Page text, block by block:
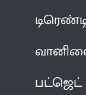
பட்ஜெட்